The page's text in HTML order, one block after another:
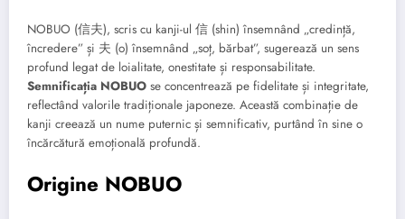
NOBUO (信夫), scris cu kanji-ul 信 (shin) însemnând „credință,
încredere” și 夫 (o) însemnând „soț, bărbat”, sugerează un sens
profund legat de loialitate, onestitate și responsabilitate.
Semnificația NOBUO se concentrează pe fidelitate și integritate,
reflectând valorile tradiționale japoneze. Această combinație de
kanji creează un nume puternic și semnificativ, purtând în sine o
încărcătură emoțională profundă.
Origine NOBUO